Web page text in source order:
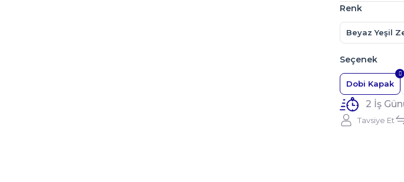
Renk
Beyaz Yeşil
Seçenek
Dobi Kapak
2 İş
Tavsiye Et